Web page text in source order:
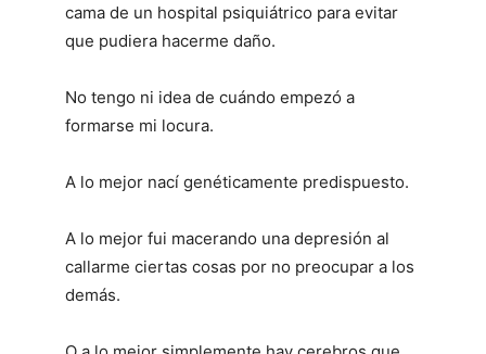
cama de un hospital psiquiátrico para evitar
que pudiera hacerme daño.
No tengo ni idea de cuándo empezó a
formarse mi locura.
A lo mejor nací genéticamente predispuesto.
A lo mejor fui macerando una depresión al
callarme ciertas cosas por no preocupar a los
demás.